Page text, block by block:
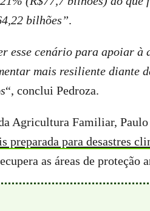
bilhões”.
esse cenário para apoiar
mais resiliente diante
“, conclui Pedroza.
Agricultura Familiar, Paulo
preparada para desastres
as áreas de proteção